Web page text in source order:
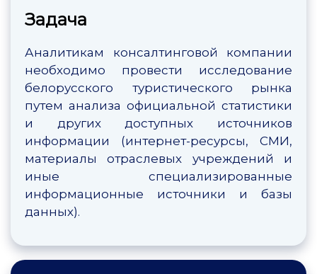
Задача
Аналитикам консалтинговой компании
необходимо провести исследование
белорусского туристического рынка
путем анализа официальной статистики
и других доступных источников
информации (интернет-ресурсы, СМИ,
материалы отраслевых учреждений и
иные специализированные
информационные источники и базы
данных).